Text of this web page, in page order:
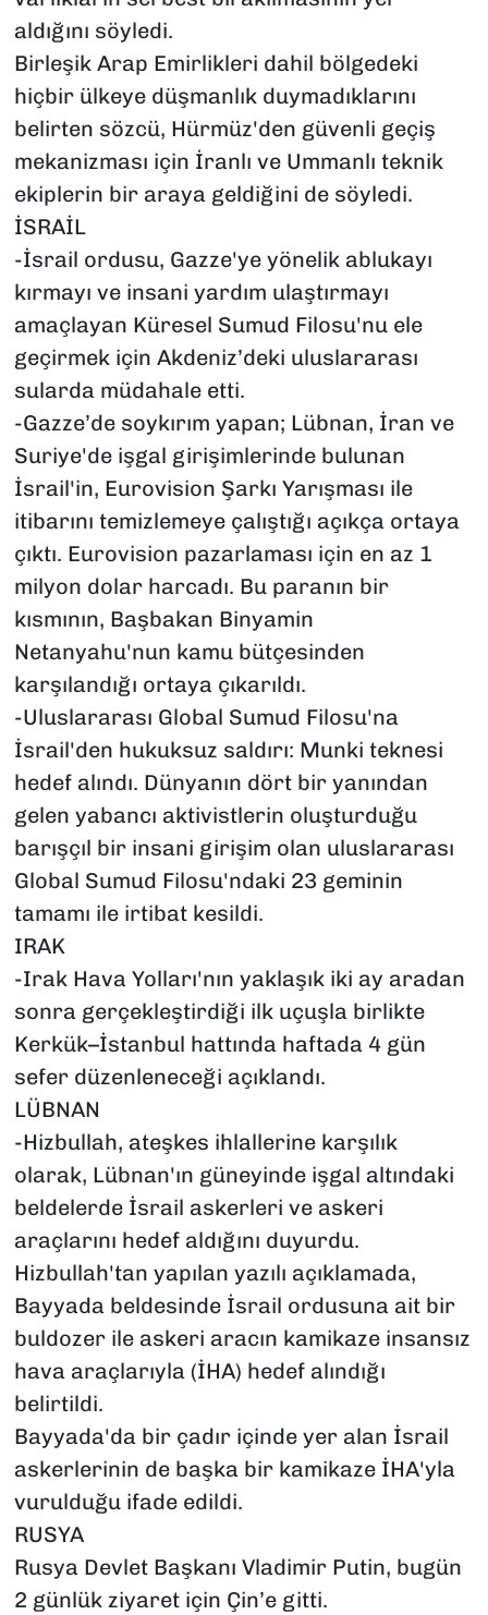
aldığını söyledi.
Birleşik Arap Emirlikleri dahil bölgedeki
hiçbir ülkeye düşmanlık duymadıklarını
belirten sözcü, Hürmüz'den güvenli geçiş
mekanizması için İranlı ve Ummanlı teknik
ekiplerin bir araya geldiğini de söyledi.
İSRAİL
-İsrail ordusu, Gazze'ye yönelik ablukayı
kırmayı ve insani yardım ulaştırmayı
amaçlayan Küresel Sumud Filosu'nu ele
geçirmek için Akdeniz’deki uluslararası
sularda müdahale etti.
-Gazze’de soykırım yapan; Lübnan, İran ve
Suriye'de işgal girişimlerinde bulunan
İsrail'in, Eurovision Şarkı Yarışması ile
itibarını temizlemeye çalıştığı açıkça ortaya
çıktı. Eurovision pazarlaması için en az 1
milyon dolar harcadı. Bu paranın bir
kısmının, Başbakan Binyamin
Netanyahu'nun kamu bütçesinden
karşılandığı ortaya çıkarıldı.
-Uluslararası Global Sumud Filosu'na
İsrail'den hukuksuz saldırı: Munki teknesi
hedef alındı. Dünyanın dört bir yanından
gelen yabancı aktivistlerin oluşturduğu
barışçıl bir insani girişim olan uluslararası
Global Sumud Filosu'ndaki 23 geminin
tamamı ile irtibat kesildi.
IRAK
-Irak Hava Yolları'nın yaklaşık iki ay aradan
sonra gerçekleştirdiği ilk uçuşla birlikte
Kerkük–İstanbul hattında haftada 4 gün
sefer düzenleneceği açıklandı.
LÜBNAN
-Hizbullah, ateşkes ihlallerine karşılık
olarak, Lübnan'ın güneyinde işgal altındaki
beldelerde İsrail askerleri ve askeri
araçlarını hedef aldığını duyurdu.
Hizbullah'tan yapılan yazılı açıklamada,
Bayyada beldesinde İsrail ordusuna ait bir
buldozer ile askeri aracın kamikaze insansız
hava araçlarıyla (İHA) hedef alındığı
belirtildi.
Bayyada'da bir çadır içinde yer alan İsrail
askerlerinin de başka bir kamikaze İHA'yla
vurulduğu ifade edildi.
RUSYA
Rusya Devlet Başkanı Vladimir Putin, bugün
2 günlük ziyaret için Çin’e gitti.